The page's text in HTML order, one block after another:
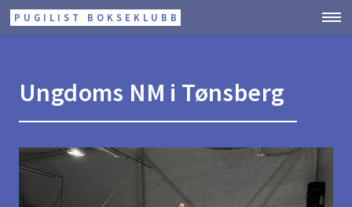
PUGILIST BOKSEKLUBB
Ungdoms NM i Tønsberg